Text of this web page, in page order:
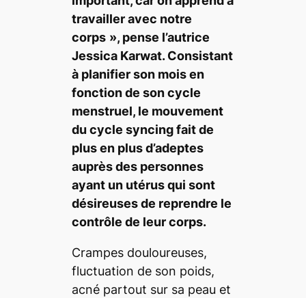
travailler avec notre
corps », pense l’autrice
Jessica Karwat. Consistant
à planifier son mois en
fonction de son cycle
menstruel, le mouvement
ducycle syncingfait de
plus en plus d’adeptes
auprès des personnes
ayant un utérus qui sont
désireuses de reprendre le
contrôle de leur corps.
Crampes douloureuses,
fluctuation de son poids,
acné partout sur sa peau et